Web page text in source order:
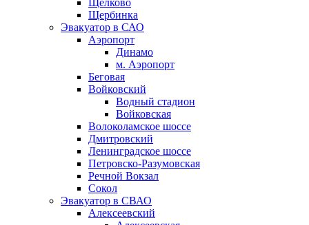
Щёлково
Щербинка
Эвакуатор в САО
Аэропорт
Динамо
м. Аэропорт
Беговая
Войковский
Водный стадион
Войковская
Волоколамское шоссе
Дмитровский
Ленинградское шоссе
Петровско-Разумовская
Речной Вокзал
Сокол
Эвакуатор в СВАО
Алексеевский